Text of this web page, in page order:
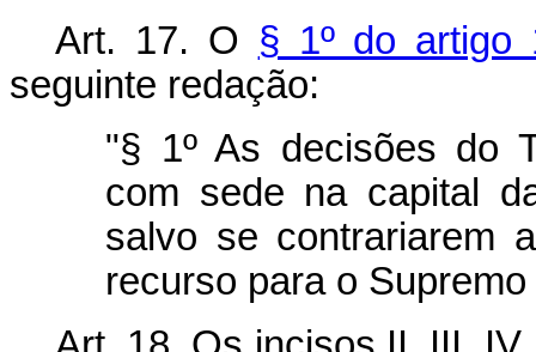
Art. 17. O § 1º do artigo
seguinte redação:
"§ 1º As decisões do
com sede na capital
salvo se contrariarem
recurso para o